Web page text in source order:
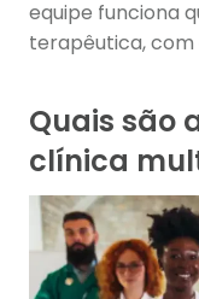
equipe funciona
terapêutica, com
Quais são
clínica